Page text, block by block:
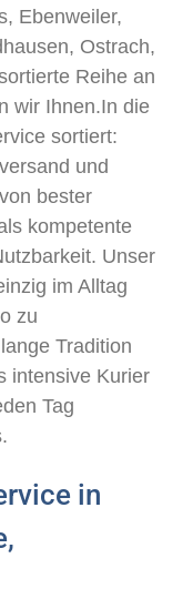
Ebenweiler,
Ostrach,
Reihe an
wir Ihnen.In die
sortiert:
und
bester
kompetente
Unser
im Alltag
zu
Tradition
intensive Kurier
Tag
in